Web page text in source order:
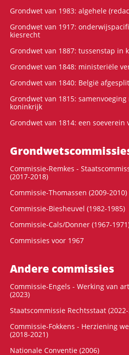
Grondwet van 1983: algehele
Grondwet van 1917:
kiesrecht
Grondwet van 1887: tussenstap in
Grondwet van 1848: ministeriële
Grondwet van 1840: België
Grondwet van 1815:
koninkrijk
Grondwet van 1814: een soeverein
Commissie-Remkes -
(2017-2018)
Commissie-Thomassen (2009-2010)
Commissie-Biesheuvel (1982-1985)
Commissie-Cals/Donner (1967-
Commissies voor 1967
Andere commissies
Commissie-Engels - Werking van
(2023)
Staatscommissie Rechtsstaat
Commissie-Fokkens - Herziening
(2018-2021)
Nationale Conventie (2006)